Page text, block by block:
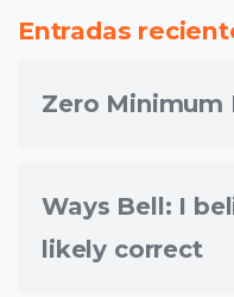
Entradas
Zero Minimum
Ways Bell: I
likely correct